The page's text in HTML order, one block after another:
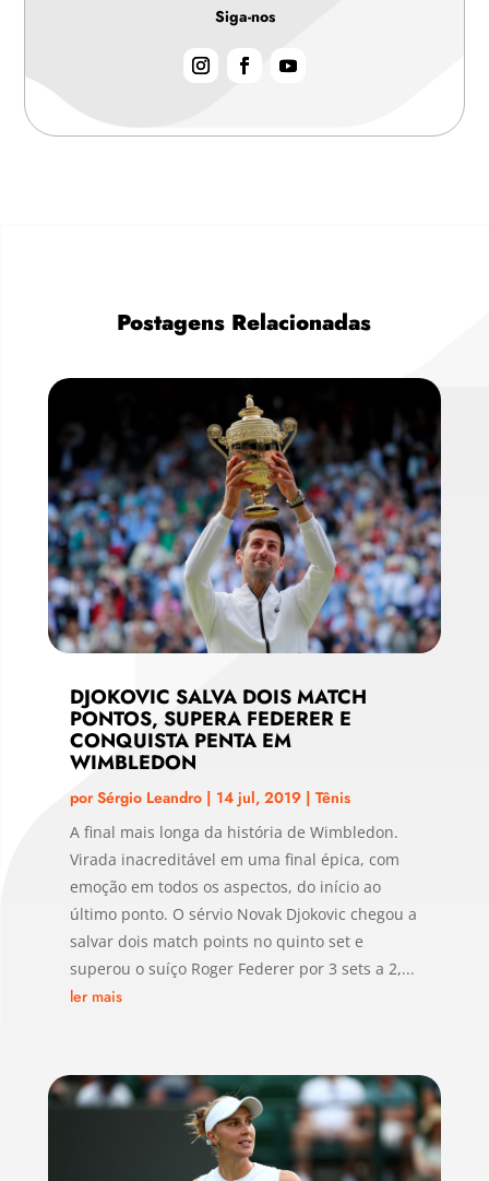
Siga-nos
Postagens Relacionadas
DJOKOVIC SALVA DOIS MATCH
PONTOS, SUPERA FEDERER E
CONQUISTA PENTA EM
WIMBLEDON
porSérgio Leandro| 14 jul, 2019| Tênis
A final mais longa da história de Wimbledon.
Virada inacreditável em uma final épica, com
emoção em todos os aspectos, do início ao
último ponto. O sérvio Novak Djokovic chegou a
salvar dois match points no quinto set e
superou o suíço Roger Federer por 3 sets a 2,...
ler mais